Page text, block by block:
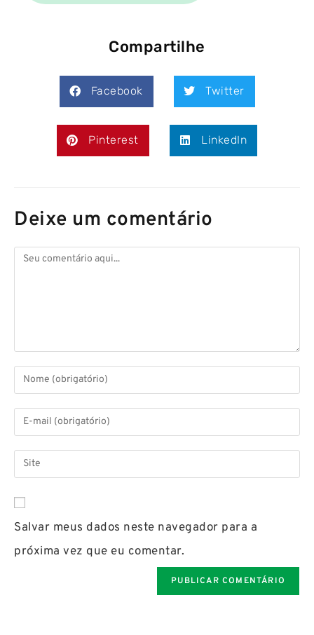
Compartilhe
Facebook Twitter
Pinterest LinkedIn
Deixe um comentário
Salvar meus dados neste navegador para a
próxima vez que eu comentar.